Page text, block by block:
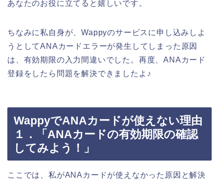
あなたのお役に立てると嬉しいです。
ちなみに私自身が、Wappyのサービスに申し込みしよ
うとしてANAカードエラーが発生してしまった原因
は、有効期限の入力間違いでした。再度、ANAカード
登録をしたら問題を解決できましたよ♪
WappyでANAカードが使えない理由
１．「ANAカードの有効期限の確認
してみよう！」
ここでは、私がANAカードが使えなかった原因と解決